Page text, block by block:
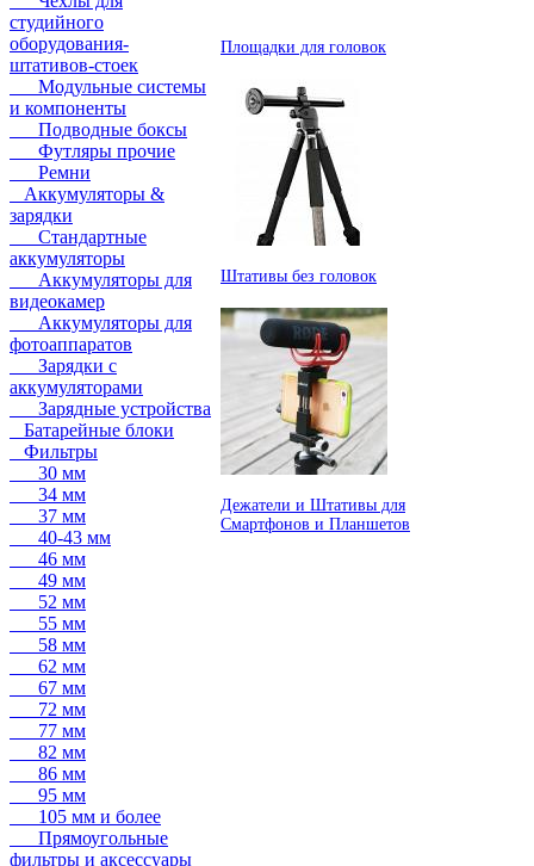
студийного
оборудования-
штативов-стоек
Модульные системы
и компоненты
Подводные боксы
Футляры прочие
Ремни
Аккумуляторы &
зарядки
Стандартные
аккумуляторы
Аккумуляторы для
видеокамер
Аккумуляторы для
фотоаппаратов
Зарядки с
аккумуляторами
Зарядные устройства
Батарейные блоки
Фильтры
30 мм
34 мм
37 мм
40-43 мм
46 мм
49 мм
52 мм
55 мм
58 мм
62 мм
67 мм
72 мм
77 мм
82 мм
86 мм
95 мм
105 мм и более
Прямоугольные
фильтры и аксессуары
Площадки для головок
Штативы без головок
Дежатели и Штативы для
Смартфонов и Планшетов